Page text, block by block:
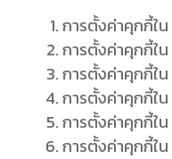
การตั้งค่าคุกกี้ใน
การตั้งค่าคุกกี้ใน
การตั้งค่าคุกกี้ใน
การตั้งค่าคุกกี้ใน
การตั้งค่าคุกกี้ใน
การตั้งค่าคุกกี้ใน